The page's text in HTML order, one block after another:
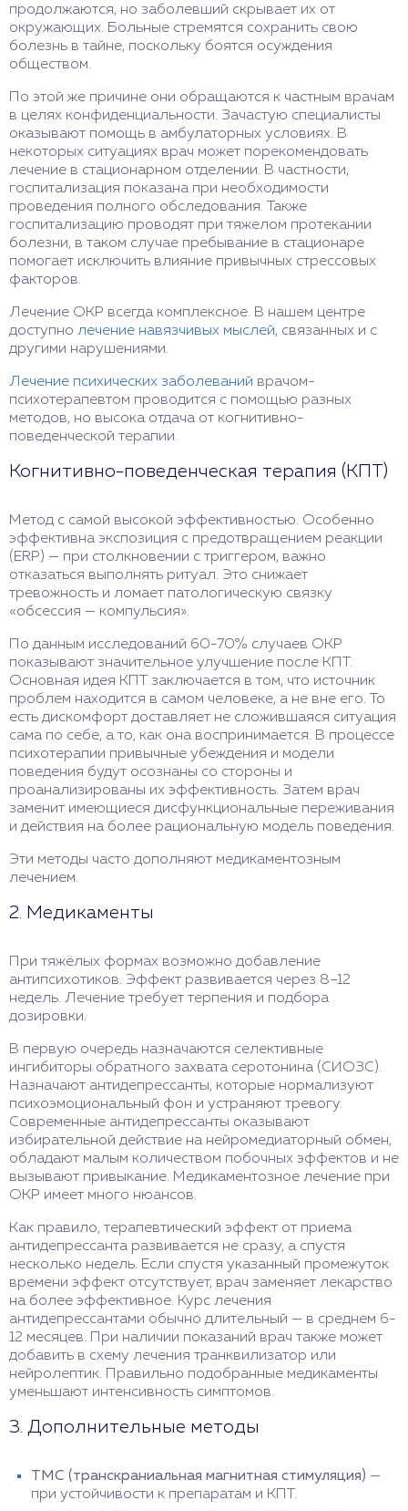
продолжаются, но заболевший скрывает их от
окружающих. Больные стремятся сохранить свою
болезнь в тайне, поскольку боятся осуждения
обществом.
По этой же причине они обращаются к частным врачам
в целях конфиденциальности. Зачастую специалисты
оказывают помощь в амбулаторных условиях. В
некоторых ситуациях врач может порекомендовать
лечение в стационарном отделении. В частности,
госпитализация показана при необходимости
проведения полного обследования. Также
госпитализацию проводят при тяжелом протекании
болезни, в таком случае пребывание в стационаре
помогает исключить влияние привычных стрессовых
факторов.
Лечение ОКР всегда комплексное. В нашем центре
доступно лечение навязчивых мыслей, связанных и с
другими нарушениями.
Лечение психических заболеваний врачом-
психотерапевтом проводится с помощью разных
методов, но высока отдача от когнитивно-
поведенческой терапии.
Когнитивно-поведенческая терапия (КПТ)
Метод с самой высокой эффективностью. Особенно
эффективна экспозиция с предотвращением реакции
(ERP) — при столкновении с триггером, важно
отказаться выполнять ритуал. Это снижает
тревожность и ломает патологическую связку
«обсессия — компульсия».
По данным исследований 60-70% случаев ОКР
показывают значительное улучшение после КПТ.
Основная идея КПТ заключается в том, что источник
проблем находится в самом человеке, а не вне его. То
есть дискомфорт доставляет не сложившаяся ситуация
сама по себе, а то, как она воспринимается. В процессе
психотерапии привычные убеждения и модели
поведения будут осознаны со стороны и
проанализированы их эффективность. Затем врач
заменит имеющиеся дисфункциональные переживания
и действия на более рациональную модель поведения.
Эти методы часто дополняют медикаментозным
лечением.
2. Медикаменты
При тяжёлых формах возможно добавление
антипсихотиков. Эффект развивается через 8–12
недель. Лечение требует терпения и подбора
дозировки.
В первую очередь назначаются селективные
ингибиторы обратного захвата серотонина (СИОЗС).
Назначают антидепрессанты, которые нормализуют
психоэмоциональный фон и устраняют тревогу.
Современные антидепрессанты оказывают
избирательной действие на нейромедиаторный обмен,
обладают малым количеством побочных эффектов и не
вызывают привыкание. Медикаментозное лечение при
ОКР имеет много нюансов.
Как правило, терапевтический эффект от приема
антидепрессанта развивается не сразу, а спустя
несколько недель. Если спустя указанный промежуток
времени эффект отсутствует, врач заменяет лекарство
на более эффективное. Курс лечения
антидепрессантами обычно длительный — в среднем 6-
12 месяцев. При наличии показаний врач также может
добавить в схему лечения транквилизатор или
нейролептик. Правильно подобранные медикаменты
уменьшают интенсивность симптомов.
3. Дополнительные методы
ТМС (транскраниальная магнитная стимуляция) —
при устойчивости к препаратам и КПТ.